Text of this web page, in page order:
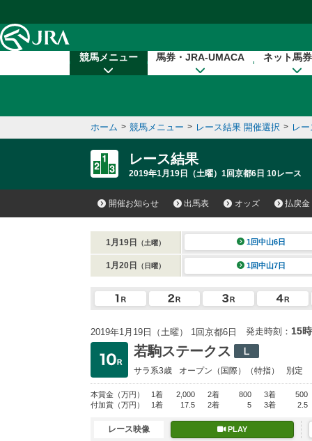
競馬メニュー 馬券・JRA-UMACA ネット馬
ホーム > 競馬メニュー > レース結果 開催選択 > レ
レース結果
2019年1月19日（土曜）1回京都6日 10レース
開催お知らせ 出馬表 オッズ 払戻金
1月19日 （土曜） 1回中山6日
1月20日 （日曜） 1回中山7日
2019年1月19日（土曜） 1回京都6日 発走時刻： 15
若駒ステークス
サラ系3歳 オープン （国際）（特指） 別定
本賞金 （万円） 1着 2,000 2着 800 3着
500
付加賞 （万円） 1着 17.5 2着 5 3着 2.5
レース映像 PLAY